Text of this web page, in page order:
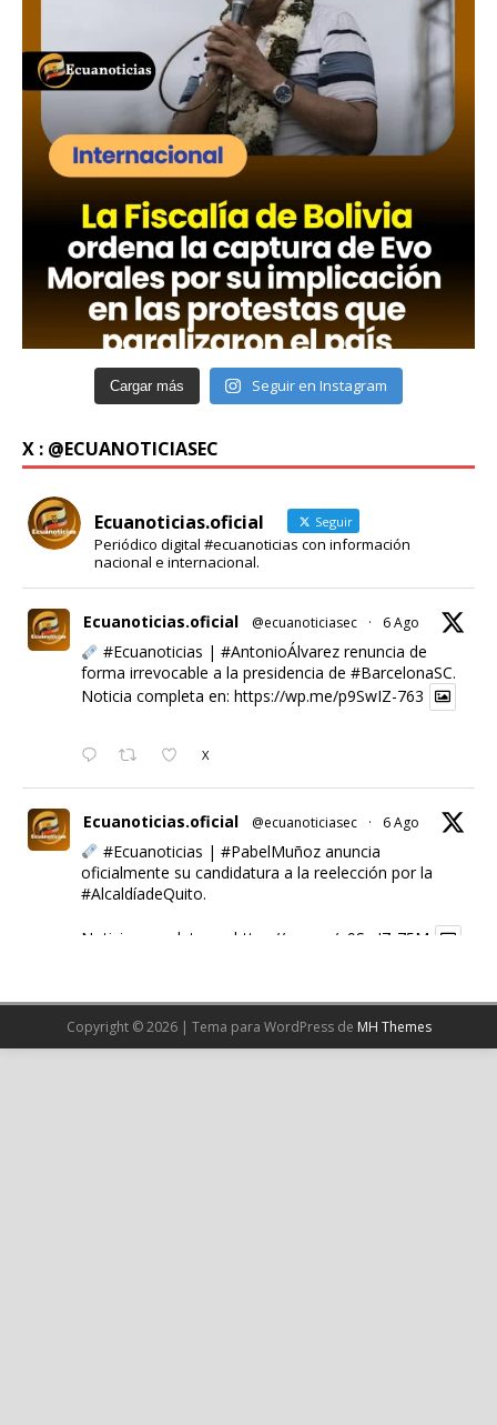
Cargar más Seguir en Instagram
X : @ECUANOTICIASEC
Ecuanoticias.oficial Seguir
Periódico digital #ecuanoticias con información
nacional e internacional.
Ecuanoticias.oficial @ecuanoticiasec · 6 Ago
#Ecuanoticias | #AntonioÁlvarezrenuncia de
forma irrevocable a la presidencia de #BarcelonaSC.
Noticia completa en: https://wp.me/p9SwIZ-763
X
Ecuanoticias.oficial @ecuanoticiasec · 6 Ago
#Ecuanoticias | #PabelMuñozanuncia
oficialmente su candidatura a la reelección por la
#AlcaldíadeQuito.
Noticia completa en: https://wp.me/p9SwIZ-75M
Cargar más
Copyright © 2026 | Tema para WordPress de MH Themes